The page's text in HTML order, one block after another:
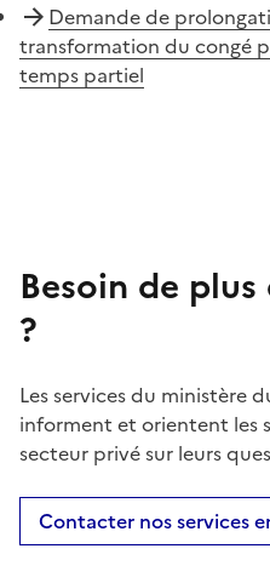
Demande de
transformation du congé
temps partiel
Besoin de
?
Les services du ministère
informent et orientent les
secteur privé sur leurs
Contacter nos services